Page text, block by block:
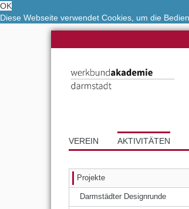
OK
Diese Webseite verwendet Cookies, um die
VEREIN AKTIVITÄTEN
Projekte
Darmstädter Designrunde